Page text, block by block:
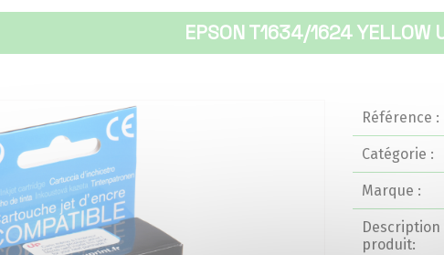
EPSON T1634/1624 YELLOW
Référence :
Catégorie :
Marque :
Description
produit: